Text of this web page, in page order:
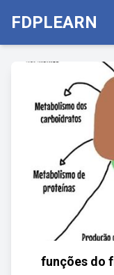
FDPLEARN
funções do